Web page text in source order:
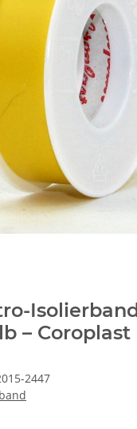
– Coroplast
2447